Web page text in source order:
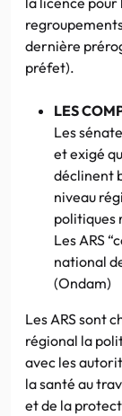
dernière
préfet).
LES
Les
et exigé
déclinent
niveau
politiques
Les ARS
national
(Ondam)
Les ARS sont
régional la
avec les
la santé au
et de la